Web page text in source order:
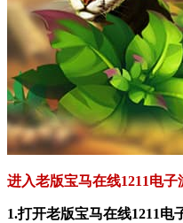
进入老版宝马在线1211电子
1.打开老版宝马在线1211电